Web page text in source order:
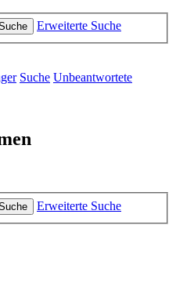
Erweiterte Suche
Suche Unbeantwortete
Erweiterte Suche